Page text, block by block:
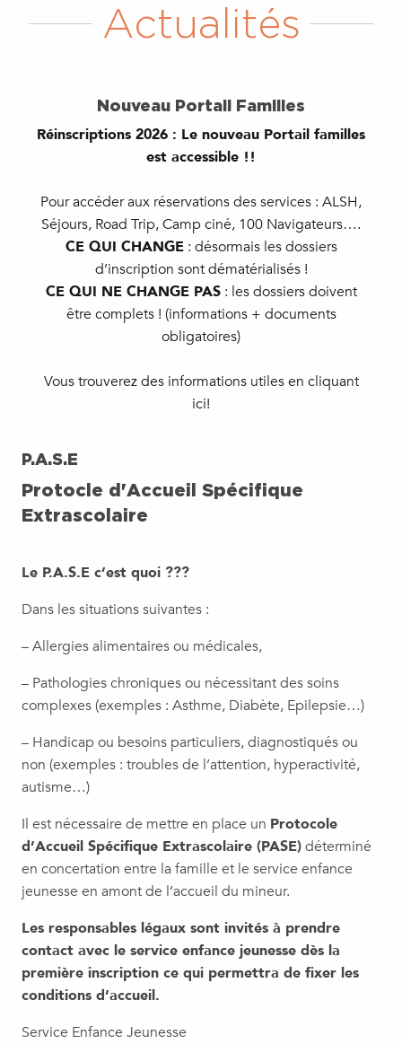
Actualités
Nouveau Portail Familles
Réinscriptions 2026 : Le nouveau Portail familles
est accessible !!
Pour accéder aux réservations des services : ALSH,
Séjours, Road Trip, Camp ciné, 100 Navigateurs….
CE QUI CHANGE: désormais les dossiers
d’inscription sont dématérialisés !
CE QUI NE CHANGE PAS: les dossiers doivent
être complets ! (informations + documents
obligatoires)
Vous trouverez des informations utiles en cliquant
ici!
P.A.S.E
Protocle d'Accueil Spécifique
Extrascolaire
Le P.A.S.E c’est quoi ???
Dans les situations suivantes :
– Allergies alimentaires ou médicales,
– Pathologies chroniques ou nécessitant des soins
complexes (exemples : Asthme, Diabète, Epilepsie…)
– Handicap ou besoins particuliers, diagnostiqués ou
non (exemples : troubles de l’attention, hyperactivité,
autisme…)
Il est nécessaire de mettre en place un Protocole
d’Accueil Spécifique Extrascolaire (PASE)déterminé
en concertation entre la famille et le service enfance
jeunesse en amont de l’accueil du mineur.
Les responsables légaux sont invités à prendre
contact avec le service enfance jeunesse dès la
première inscription ce qui permettra de fixer les
conditions d’accueil.
Service Enfance Jeunesse